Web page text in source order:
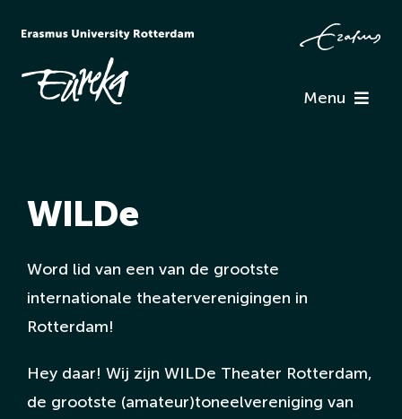
naar
inhoud
Menu
Verenigingen
WILDe
Word lid van een van de grootste
internationale theaterverenigingen in
Rotterdam!
Hey daar! Wij zijn WILDe Theater Rotterdam,
de grootste (amateur)toneelvereniging van